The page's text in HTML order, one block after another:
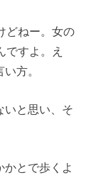
どねー。女の
ですよ。え
方。
いと思い、そ
とで歩くよ